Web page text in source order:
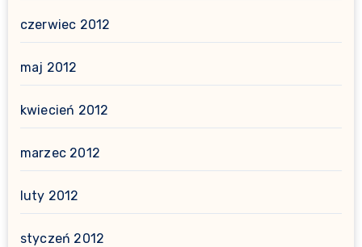
czerwiec 2012
maj 2012
kwiecień 2012
marzec 2012
luty 2012
styczeń 2012